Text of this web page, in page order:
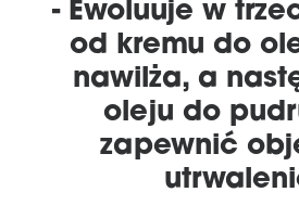
- Ewoluuje w
od kremu do
nawilża, a
oleju do
zapewnić